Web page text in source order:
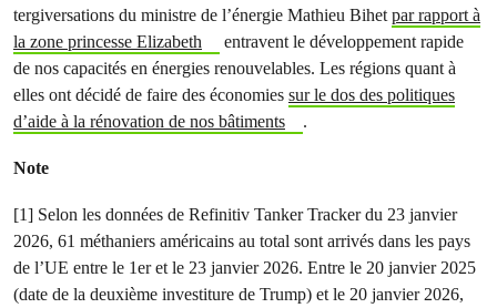
tergiversations du ministre de l’énergie Mathieu Bihetpar rapport à
la zone princesse Elizabeth
entravent le développement rapide
de nos capacités en énergies renouvelables. Les régions quant à
elles ont décidé de faire des économies sur le dos des politiques
d’aide à la rénovation de nos bâtiments
.
Note
[1] Selon les données de Refinitiv Tanker Tracker du 23 janvier
2026, 61 méthaniers américains au total sont arrivés dans les pays
de l’UE entre le 1er et le 23 janvier 2026. Entre le 20 janvier 2025
(date de la deuxième investiture de Trump) et le 20 janvier 2026,